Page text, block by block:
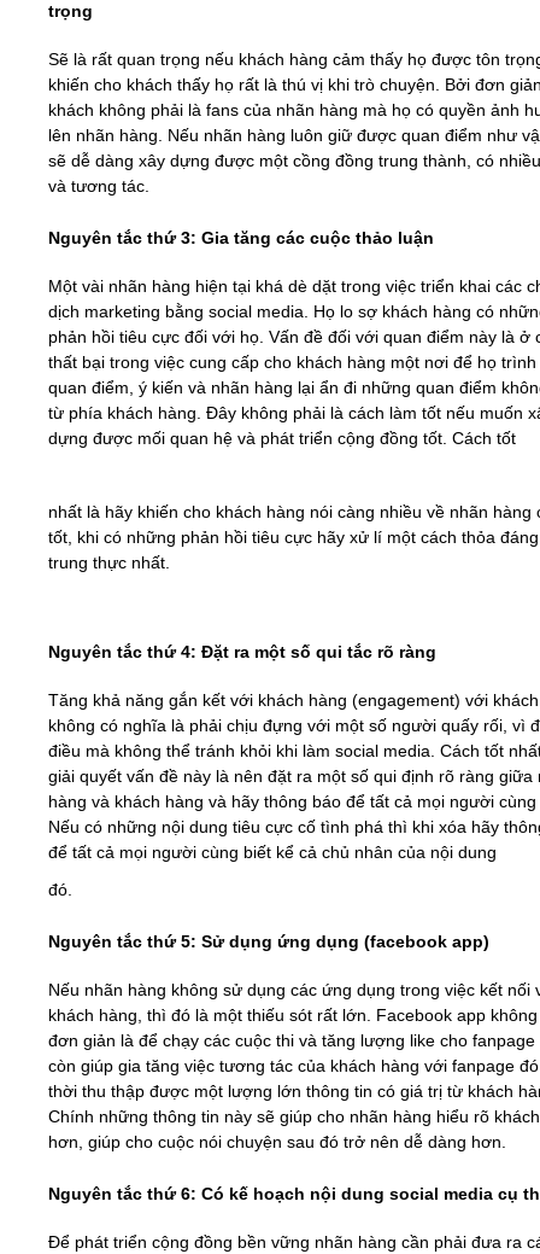
trọng
Sẽ là rất quan trọng nếu khách hàng cảm thấy họ được tôn
khiến cho khách thấy họ rất là thú vị khi trò chuyện. Bởi đơn
khách không phải là fans của nhãn hàng mà họ có quyền ảnh
lên nhãn hàng. Nếu nhãn hàng luôn giữ được quan điểm như
sẽ dễ dàng xây dựng được một cồng đồng trung thành, có
và tương tác.
Nguyên tắc thứ 3: Gia tăng các cuộc thảo luận
Một vài nhãn hàng hiện tại khá dè dặt trong việc triển khai các
dịch marketing bằng social media. Họ lo sợ khách hàng có
phản hồi tiêu cực đối với họ. Vấn đề đối với quan điểm này là ở
thất bại trong việc cung cấp cho khách hàng một nơi để họ trình
quan điểm, ý kiến và nhãn hàng lại ẩn đi những quan điểm
từ phía khách hàng. Đây không phải là cách làm tốt nếu muốn
dựng được mối quan hệ và phát triển cộng đồng tốt. Cách tốt
nhất là hãy khiến cho khách hàng nói càng nhiều về nhãn hàng
tốt, khi có những phản hồi tiêu cực hãy xử lí một cách thỏa
trung thực nhất.
Nguyên tắc thứ 4: Đặt ra một số qui tắc rõ ràng
Tăng khả năng gắn kết với khách hàng (engagement) với
không có nghĩa là phải chịu đựng với một số người quấy rối, vì
điều mà không thể tránh khỏi khi làm social media. Cách tốt
giải quyết vấn đề này là nên đặt ra một số qui định rõ ràng giữa
hàng và khách hàng và hãy thông báo để tất cả mọi người cùng
Nếu có những nội dung tiêu cực cố tình phá thì khi xóa hãy
để tất cả mọi người cùng biết kể cả chủ nhân của nội dung
đó.
Nguyên tắc thứ 5: Sử dụng ứng dụng (facebook app)
Nếu nhãn hàng không sử dụng các ứng dụng trong việc kết nối
khách hàng, thì đó là một thiếu sót rất lớn. Facebook app
đơn giản là để chạy các cuộc thi và tăng lượng like cho fanpage
còn giúp gia tăng việc tương tác của khách hàng với fanpage
thời thu thập được một lượng lớn thông tin có giá trị từ khách
Chính những thông tin này sẽ giúp cho nhãn hàng hiểu rõ
hơn, giúp cho cuộc nói chuyện sau đó trở nên dễ dàng hơn.
Nguyên tắc thứ 6: Có kế hoạch nội dung social media cụ
Để phát triển cộng đồng bền vững nhãn hàng cần phải đưa ra